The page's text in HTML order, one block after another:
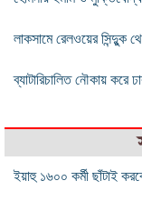
লাকসামে রেলওয়ের সিন্দুুক
ব্যাটারিচালিত নৌকায় করে
ইয়াহু ১৬০০ কর্মী ছাঁটাই